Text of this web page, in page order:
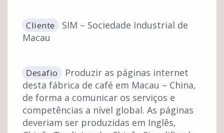
Cliente
SIM – Sociedade Industrial de
Macau
Desafio
Produzir as páginas internet
desta fábrica de café em Macau – China,
de forma a comunicar os serviços e
competências a nível global. As páginas
deveriam ser produzidas em Inglês,